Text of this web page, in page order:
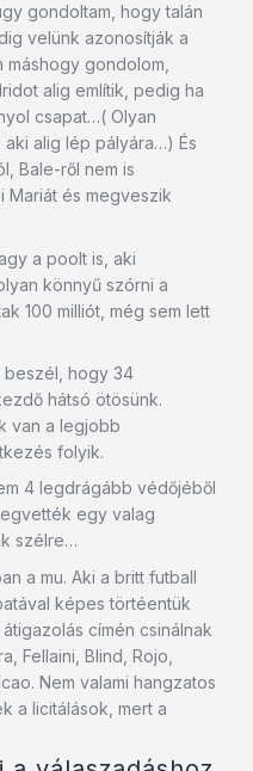
gondoltam, hogy talán
velünk azonosítják a
gondolom,
alig említik, pedig ha
csapat…( Olyan
alig lép pályára…) És
Bale-ről nem is
és megveszik
a poolt is, aki
könnyű szórni a
100 milliót, még sem lett
beszél, hogy 34
hátsó ötösünk.
van a legjobb
folyik.
4 legdrágább védőjéből
egy valag
szélre…
a mu. Aki a britt futball
képes törtéentük
címén csinálnak
Fellaini, Blind, Rojo,
Nem valami hangzatos
a licitálások, mert a